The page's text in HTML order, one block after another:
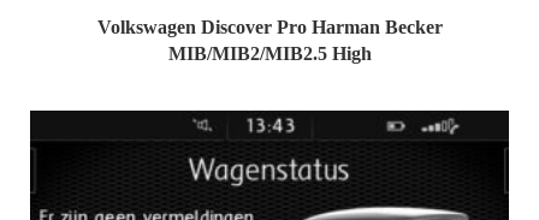
Volkswagen Discover Pro Harman Becker
MIB/MIB2/MIB2.5 High